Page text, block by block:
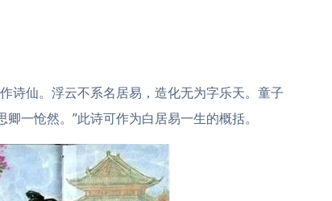
诗仙。浮云不系名居易，造化无为字乐天。童子
一怆然。”此诗可作为白居易一生的概括。